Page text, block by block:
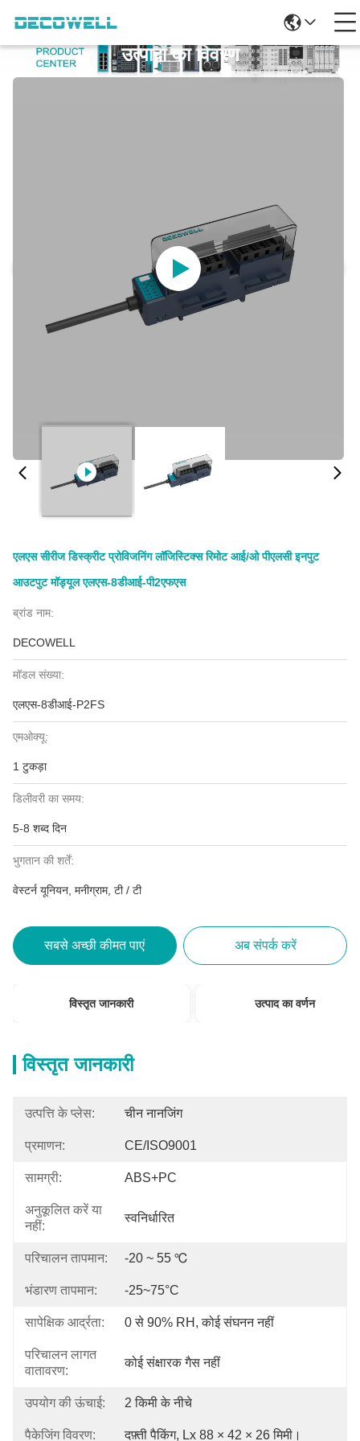
उत्पादों का विवरण
एलएस सीरीज डिस्क्रीट प्रोविजनिंग लॉजिस्टिक्स रिमोट आई/ओ पीएलसी इनपुट
आउटपुट मॉड्यूल एलएस-8डीआई-पी2एफएस
ब्रांड नाम:
DECOWELL
मॉडल संख्या:
एलएस-8डीआई-P2FS
एमओक्यू:
1 टुकड़ा
डिलीवरी का समय:
5-8 शब्द दिन
भुगतान की शर्तें:
वेस्टर्न यूनियन, मनीग्राम, टी / टी
सबसे अच्छी कीमत पाएं अब संपर्क करें
विस्तृत जानकारी उत्पाद का वर्णन
विस्तृत जानकारी
उत्पत्ति के प्लेस: चीन नानजिंग
प्रमाणन: CE/ISO9001
सामग्री: ABS+PC
अनुकूलित करें या
नहीं:
स्वनिर्धारित
परिचालन तापमान: -20 ~ 55 ℃
भंडारण तापमान: -25~75°C
सापेक्षिक आर्द्रता: 0 से 90% RH, कोई संघनन नहीं
परिचालन लागत
वातावरण:
कोई संक्षारक गैस नहीं
उपयोग की ऊंचाई: 2 किमी के नीचे
पैकेजिंग विवरण: दफ़्ती पैकिंग, Lx 88 × 42 × 26 मिमी।